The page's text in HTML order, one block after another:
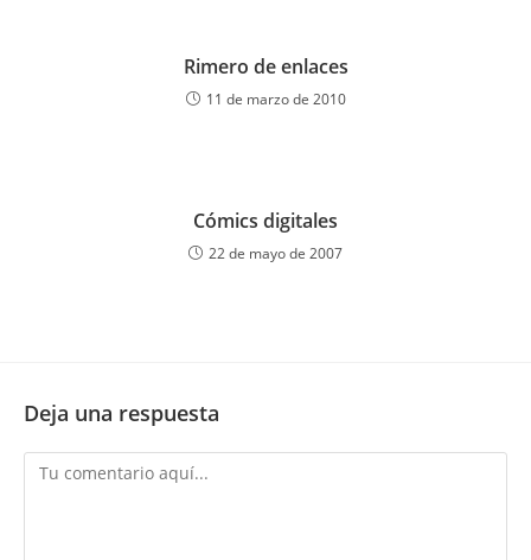
Rimero de enlaces
11 de marzo de 2010
Cómics digitales
22 de mayo de 2007
Deja una respuesta
Comentario